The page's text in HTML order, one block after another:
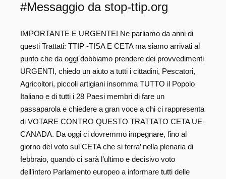
#Messaggio da stop-ttip.org
IMPORTANTE E URGENTE! Ne parliamo da anni di
questi Trattati: TTIP -TISA E CETA ma siamo arrivati al
punto che da oggi dobbiamo prendere dei provvedimenti
URGENTI, chiedo un aiuto a tutti i cittadini, Pescatori,
Agricoltori, piccoli artigiani insomma TUTTO il Popolo
Italiano e di tutti i 28 Paesi membri di fare un
passaparola e chiedere a gran voce a chi ci rappresenta
di VOTARE CONTRO QUESTO TRATTATO CETA UE-
CANADA. Da oggi ci dovremmo impegnare, fino al
giorno del voto sul CETA che si terra’ nella plenaria di
febbraio, quando ci sarà l’ultimo e decisivo voto
dell’intero Parlamento europeo a informare tutti delle